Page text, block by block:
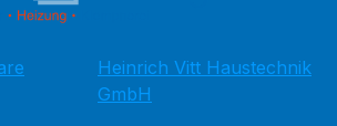
Heinrich Vitt Haustechnik
GmbH